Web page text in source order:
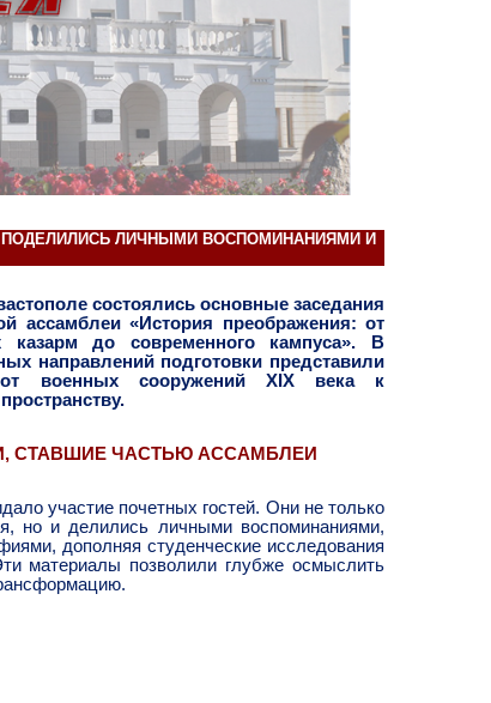
ПОДЕЛИЛИСЬ ЛИЧНЫМИ ВОСПОМИНАНИЯМИ И
состоялись основные заседания
ассамблеи «История преображения: от
казарм до современного кампуса». В
направлений подготовки представили
военных сооружений XIX века к
СТАВШИЕ ЧАСТЬЮ АССАМБЛЕИ
участие почетных гостей. Они не только
но и делились личными воспоминаниями,
дополняя студенческие исследования
материалы позволили глубже осмыслить